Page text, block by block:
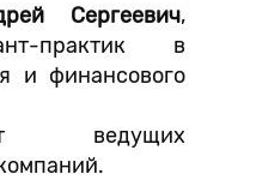
Сергеевич,
практик в
и финансового
ведущих